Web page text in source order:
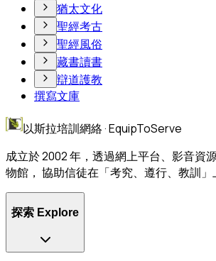
猶太文化
聖經考古
聖經風俗
藏書讀書
辯道護教
撰寫文庫
以斯拉培訓網絡 · EquipToServe
成立於 2002 年，透過網上平台、影音資
物館， 協助信徒在「考究、遵行、教訓」
探索 Explore